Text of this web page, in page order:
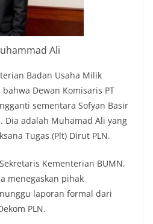
Ali
Badan Usaha Milik
Dewan Komisaris PT
sementara Sofyan Basir
Dia adalah Muhamad Ali yang
Tugas (Plt) Dirut PLN.
Kementerian BUMN,
menegaskan pihak
laporan formal dari
PLN.